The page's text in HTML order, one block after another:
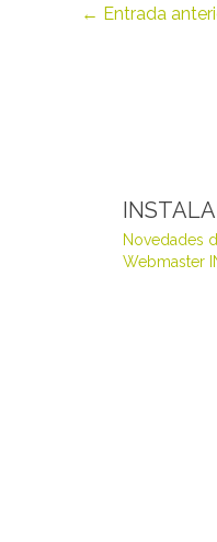
← Entrada
Novedades
Webmaster